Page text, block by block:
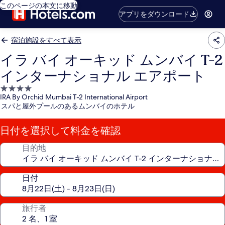
このページの本文に移動
アプリをダウンロード
宿泊施設をすべて表示
イラ バイ オーキッド ムンバイ T-2
インターナショナル エアポート
4.0
つ
星
宿
泊
施
IRA By Orchid Mumbai T-2 International Airport
スパと屋外プールのあるムンバイのホテル
日付を選択して料金を確認
目的地
日付
旅行者